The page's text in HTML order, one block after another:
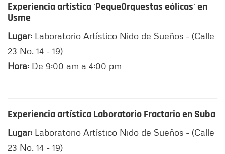
Experiencia artística 'PequeOrquestas eólicas' en
Usme
Lugar: Laboratorio Artístico Nido de Sueños - (Calle
23 No. 14 - 19)
Hora: De 9:00 am a 4:00 pm
Experiencia artística Laboratorio Fractario en Suba
Lugar: Laboratorio Artístico Nido de Sueños - (Calle
23 No. 14 - 19)